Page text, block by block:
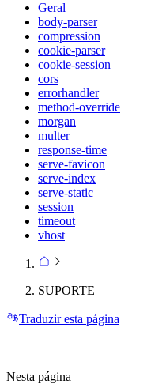
Geral
body-parser
compression
cookie-parser
cookie-session
cors
errorhandler
method-override
morgan
multer
response-time
serve-favicon
serve-index
serve-static
session
timeout
vhost
SUPORTE
Traduzir esta página
Nesta página